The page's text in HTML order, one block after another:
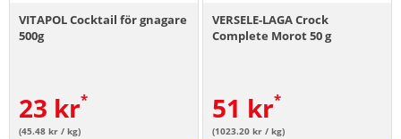
VITAPOL Cocktail för gnagare
500g
23 kr
(45.48 kr / kg)
VERSELE-LAGA Crock
Complete Morot 50 g
51 kr
(1023.20 kr / kg)